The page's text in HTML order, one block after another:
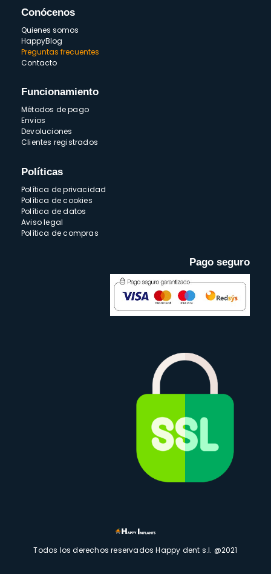
Conócenos
Quienes somos
HappyBlog
Preguntas frecuentes
Contacto
Funcionamiento
Métodos de pago
Envios
Devoluciones
Clientes registrados
Políticas
Política de privacidad
Política de cookies
Política de datos
Aviso legal
Política de compras
Pago seguro
Todos los derechos reservados Happy dent s.l. @2021